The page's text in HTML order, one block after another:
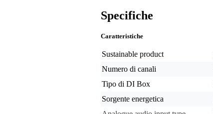
Specifiche
Caratteristiche
Sustainable product
Numero di canali
Tipo di DI Box
Sorgente energetica